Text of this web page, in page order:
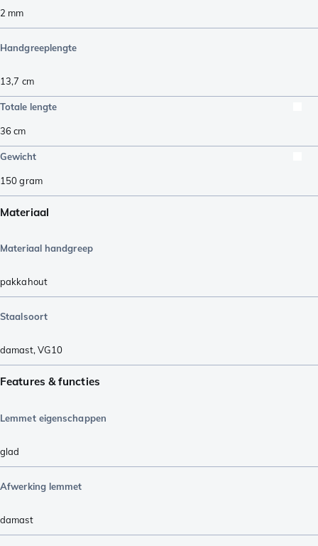
2 mm
Handgreeplengte
13,7 cm
Totale lengte
36cm
Gewicht
150gram
Materiaal
Materiaal handgreep
pakkahout
Staalsoort
damast,VG10
Features & functies
Lemmet eigenschappen
glad
Afwerking lemmet
damast